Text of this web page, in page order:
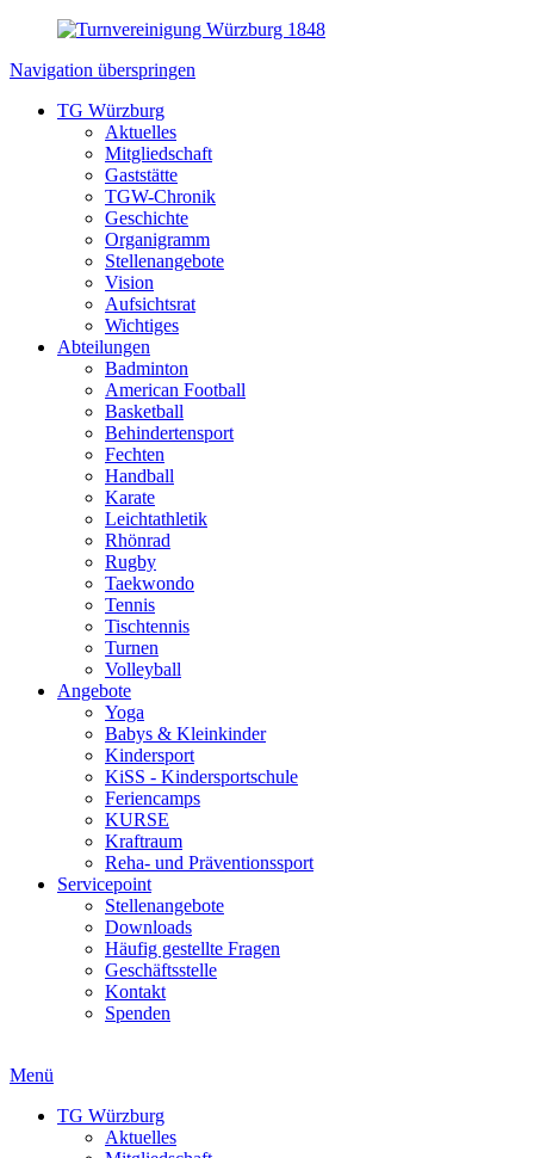
Navigation überspringen
TG Würzburg
Aktuelles
Mitgliedschaft
Gaststätte
TGW-Chronik
Geschichte
Organigramm
Stellenangebote
Vision
Aufsichtsrat
Wichtiges
Abteilungen
Badminton
American Football
Basketball
Behindertensport
Fechten
Handball
Karate
Leichtathletik
Rhönrad
Rugby
Taekwondo
Tennis
Tischtennis
Turnen
Volleyball
Angebote
Yoga
Babys & Kleinkinder
Kindersport
KiSS - Kindersportschule
Feriencamps
KURSE
Kraftraum
Reha- und Präventionssport
Servicepoint
Stellenangebote
Downloads
Häufig gestellte Fragen
Geschäftsstelle
Kontakt
Spenden
Menü
TG Würzburg
Aktuelles